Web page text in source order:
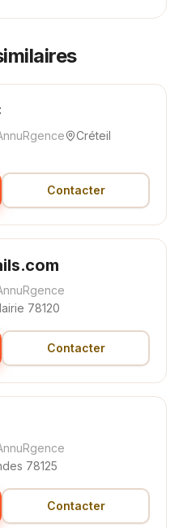
Créteil
Contacter
78120
Contacter
78125
Contacter